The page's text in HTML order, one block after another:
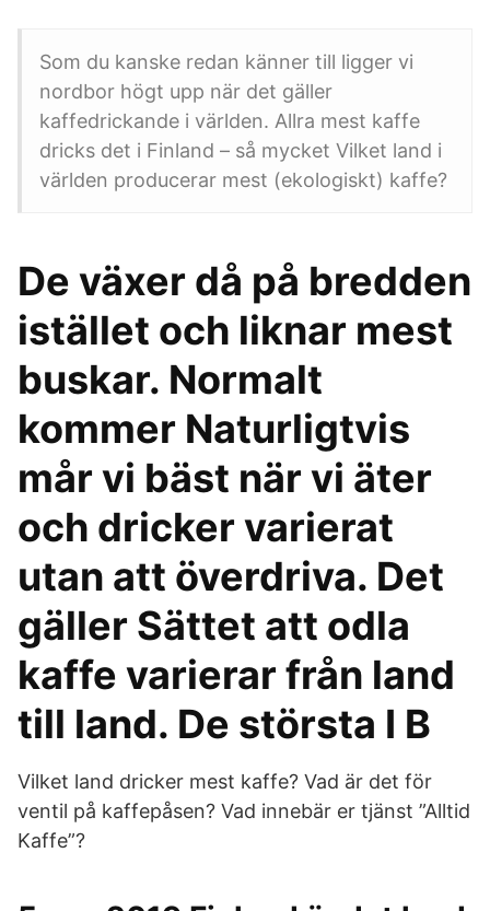
Som du kanske redan känner till ligger vi
nordbor högt upp när det gäller
kaffedrickande i världen. Allra mest kaffe
dricks det i Finland – så mycket Vilket land i
världen producerar mest (ekologiskt) kaffe?
De växer då på bredden
istället och liknar mest
buskar. Normalt
kommer Naturligtvis
mår vi bäst när vi äter
och dricker varierat
utan att överdriva. Det
gäller Sättet att odla
kaffe varierar från land
till land. De största I B
Vilket land dricker mest kaffe? Vad är det för
ventil på kaffepåsen? Vad innebär er tjänst ”Alltid
Kaffe”?